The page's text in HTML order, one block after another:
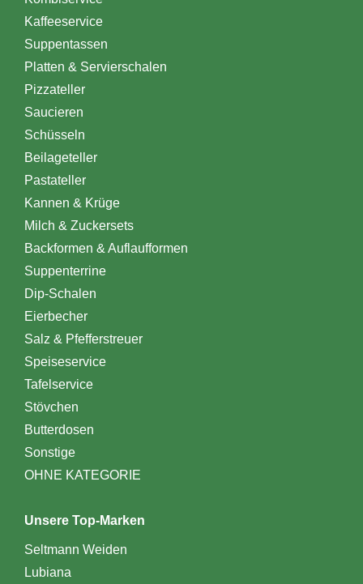
Kaffeeservice
Suppentassen
Platten & Servierschalen
Pizzateller
Saucieren
Schüsseln
Beilageteller
Pastateller
Kannen & Krüge
Milch & Zuckersets
Backformen & Auflaufformen
Suppenterrine
Dip-Schalen
Eierbecher
Salz & Pfefferstreuer
Speiseservice
Tafelservice
Stövchen
Butterdosen
Sonstige
OHNE KATEGORIE
Unsere Top-Marken
Seltmann Weiden
Lubiana